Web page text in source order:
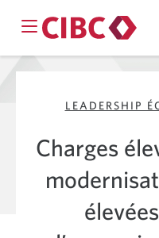
LEADERSHIP
Charges